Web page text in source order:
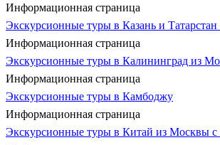
Информационная страница
Экскурсионные туры в Казань и
Информационная страница
Экскурсионные туры в Калининград из
Информационная страница
Экскурсионные туры в Камбоджу
Информационная страница
Экскурсионные туры в Китай из Москвы с